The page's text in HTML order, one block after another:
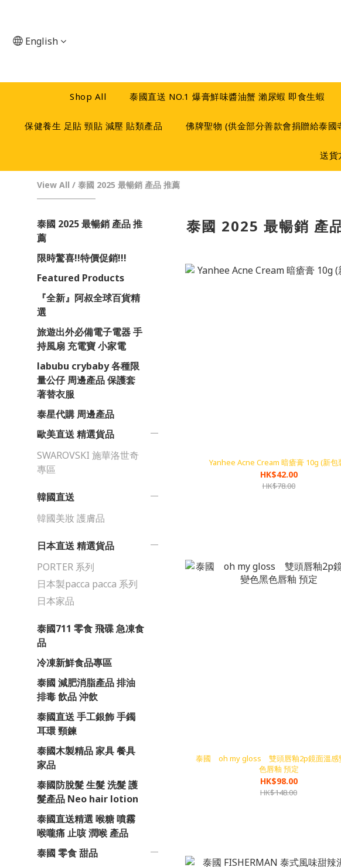
English
Shop All 泰國直送 NO.1 爆膏鮮味醬油蟹 瀨尿蝦 即食生蝦
保健養生 足貼 頸貼 減壓 貼類產品 佛牌聖物 (供金部分善款會捐贈給泰
送貨
View All / 泰國 2025 最暢銷 產品 推薦
泰國 2025 最暢銷 產品 推
薦
限時驚喜!!特價促銷!!!
Featured Products
『全新』阿叔全球百貨精
選
旅遊出外必備電子電器 手
持風扇 充電寶 小家電
labubu crybaby 各種限
量公仔 周邊產品 保護套
著替衣服
泰星代購 周邊產品
歐美直送 精選貨品
SWAROVSKI 施華洛世奇
專區
韓國直送
韓國美妝 護膚品
日本直送 精選貨品
PORTER 系列
日本製pacca pacca 系列
日本家品
泰國711 零食 飛碟 急凍食
品
冷凍新鮮食品專區
泰國 減肥消脂產品 排油
排毒 飲品 沖飲
泰國直送 手工銀飾 手鐲
耳環 頸鍊
泰國木製精品 家具 餐具
家品
泰國防脫髮 生髮 洗髮 護
髮產品 Neo hair lotion
泰國直送精選 喉糖 噴霧
喉嚨痛 止咳 潤喉 產品
泰國 零食 甜品
泰國 2025 最暢銷 產
Yanhee Acne Cream 暗瘡膏 10g (新包
HK$42.00
HK$78.00
泰國 oh my gloss 雙頭唇釉2p鏡面溫感
色唇釉 預定
HK$98.00
HK$148.00